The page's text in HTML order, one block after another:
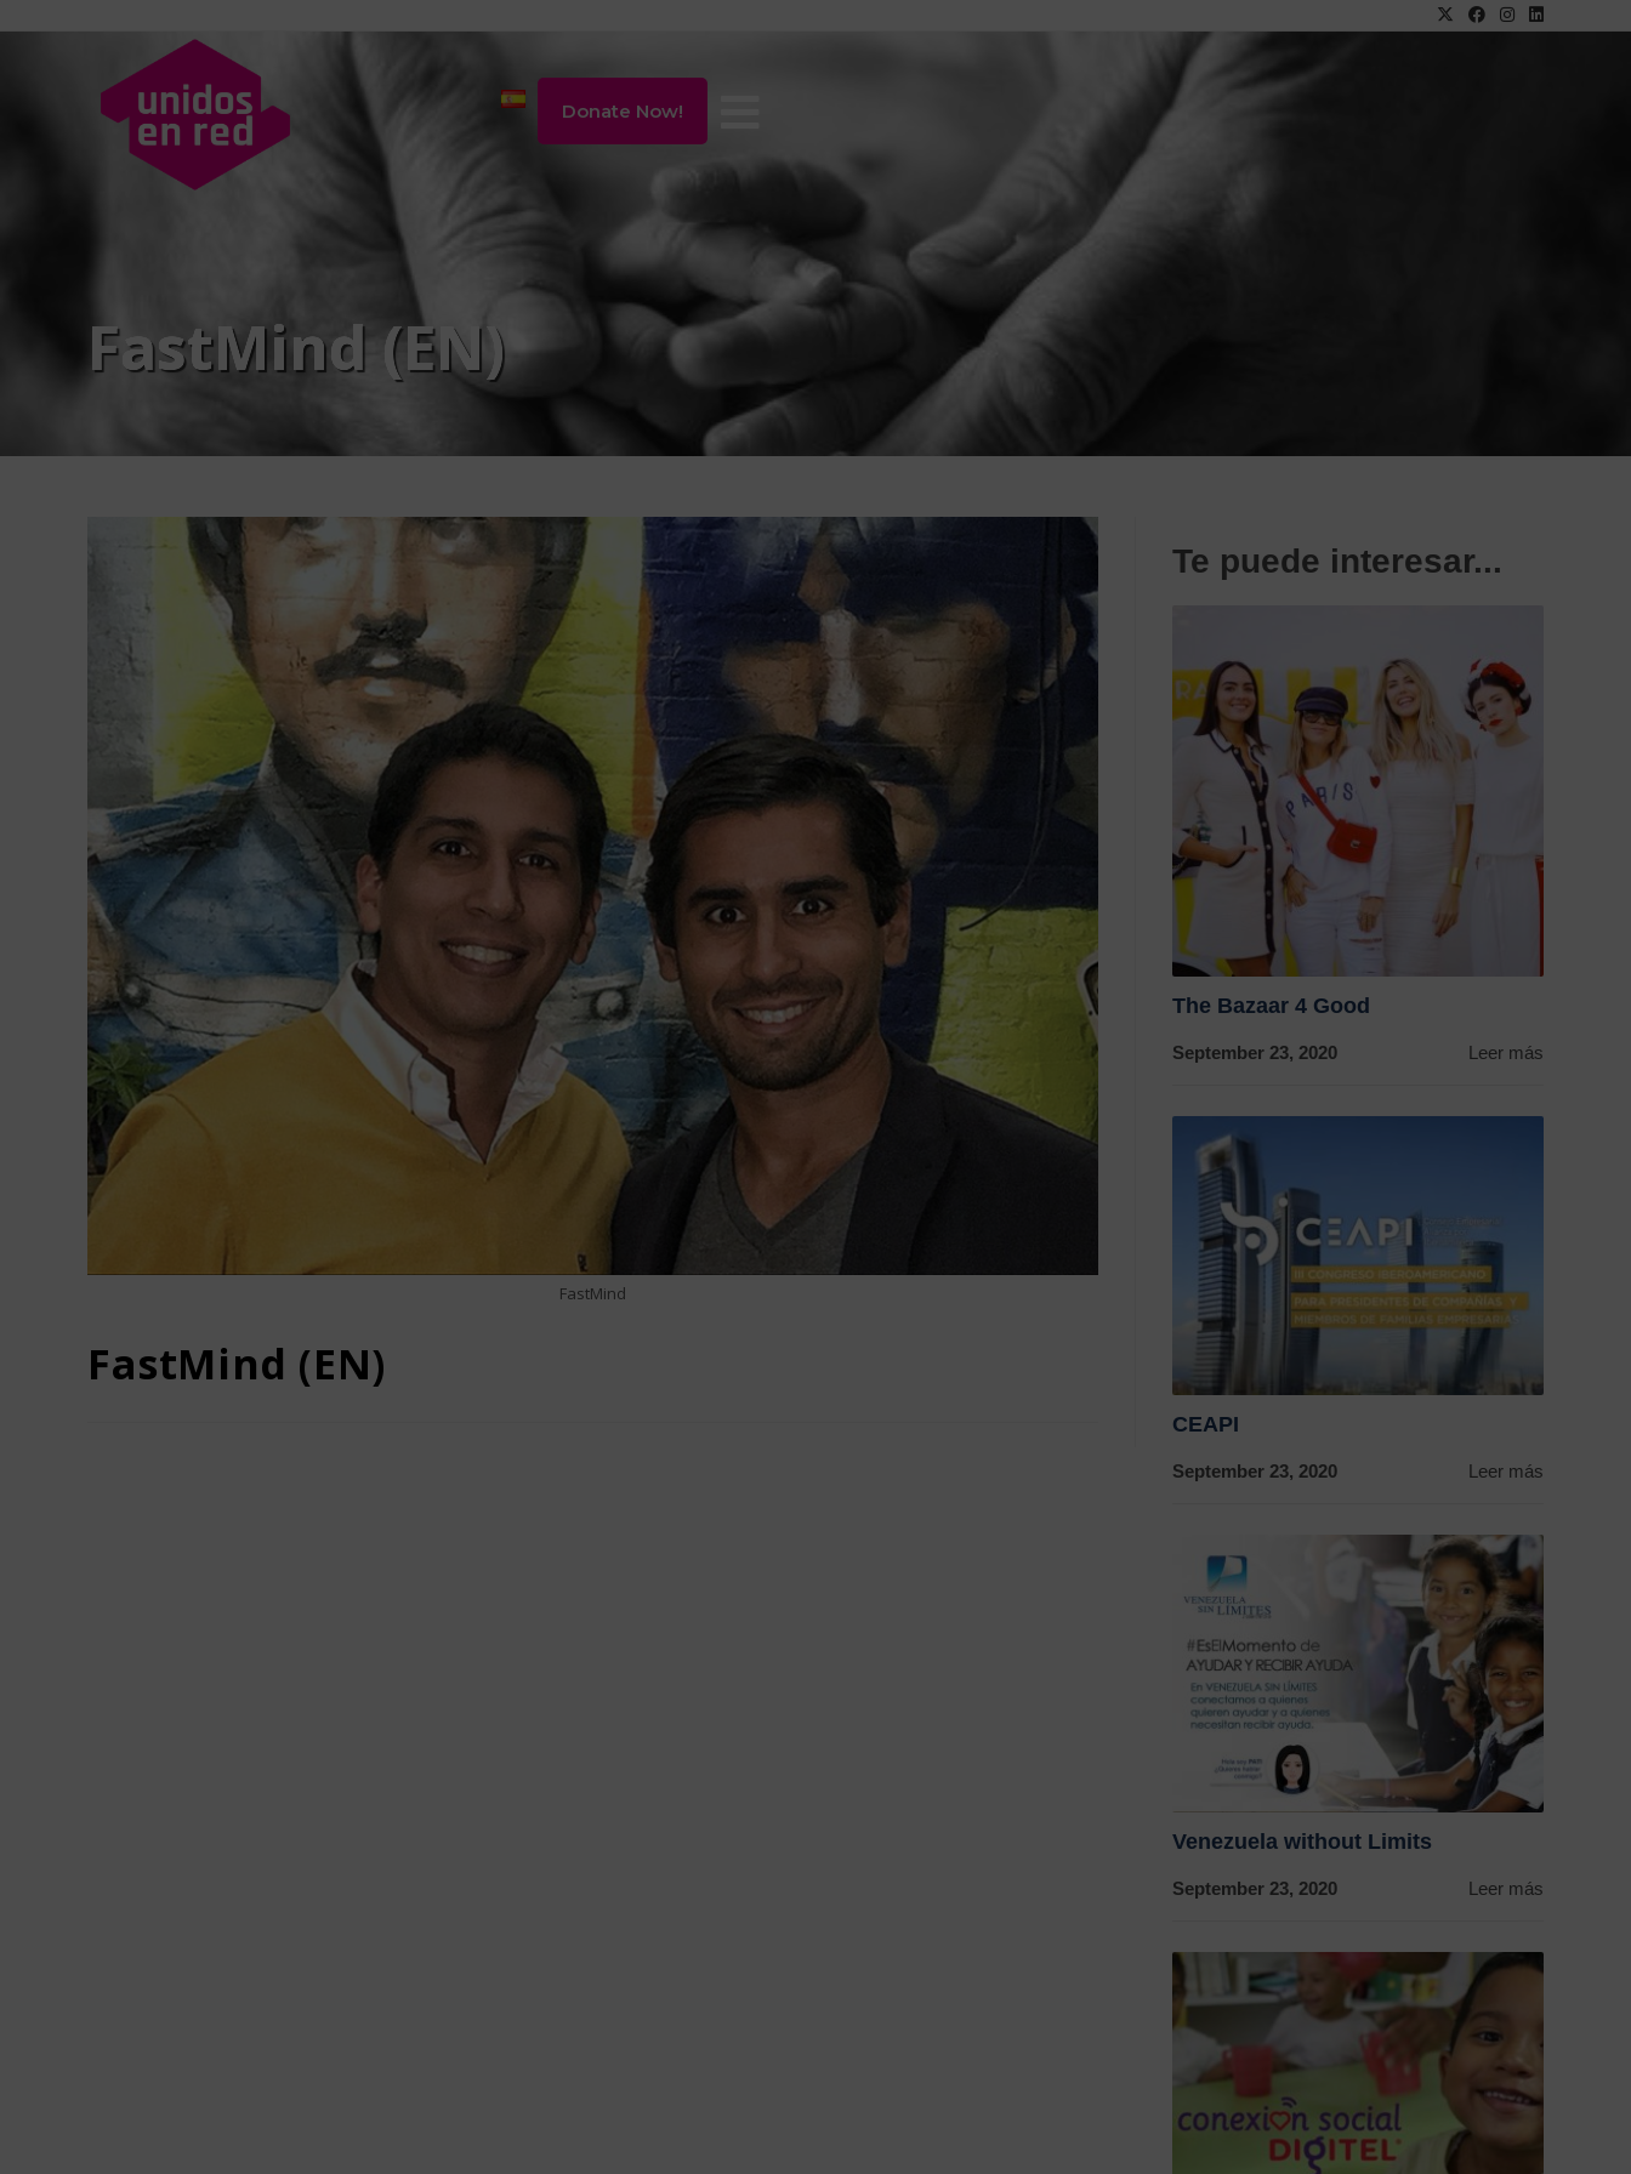
Donate Now!
FastMind (EN)
FastMind
FastMind (EN)
Te puede interesar...
The Bazaar 4 Good
September 23, 2020 Leer más
CEAPI
September 23, 2020 Leer más
Venezuela without Limits
September 23, 2020 Leer más